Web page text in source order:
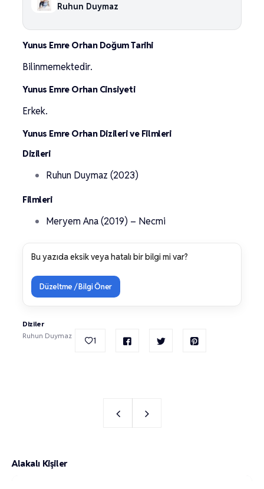
Ruhun Duymaz
Yunus Emre Orhan Doğum Tarihi
Bilinmemektedir.
Yunus Emre Orhan Cinsiyeti
Erkek.
Yunus Emre Orhan Dizileri ve Filmleri
Dizileri
Ruhun Duymaz (2023)
Filmleri
Meryem Ana (2019) – Necmi
Bu yazıda eksik veya hatalı bir bilgi mi var?
Düzeltme / Bilgi Öner
Diziler
Ruhun Duymaz
1
Alakalı Kişiler